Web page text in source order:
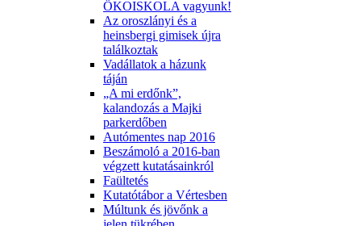
ÖKOISKOLA vagyunk!
Az oroszlányi és a
heinsbergi gimisek újra
találkoztak
Vadállatok a házunk
táján
„A mi erdőnk”,
kalandozás a Majki
parkerdőben
Autómentes nap 2016
Beszámoló a 2016-ban
végzett kutatásainkról
Faültetés
Kutatótábor a Vértesben
Múltunk és jövőnk a